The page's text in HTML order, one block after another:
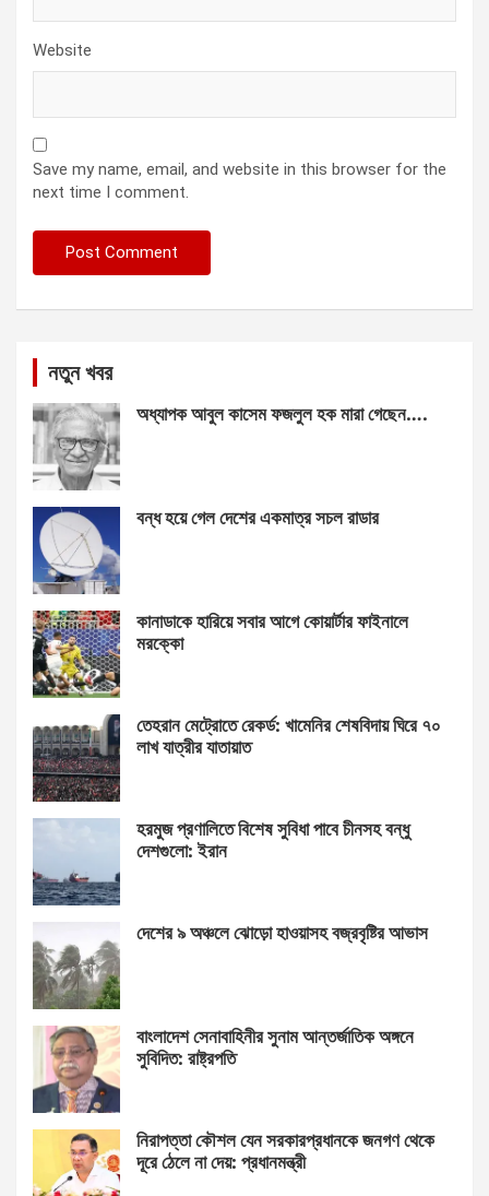
Website
Save my name, email, and website in this browser for the
next time I comment.
নতুন খবর
অধ্যাপক আবুল কাসেম ফজলুল হক মারা গেছেন….
বন্ধ হয়ে গেল দেশের একমাত্র সচল রাডার
কানাডাকে হারিয়ে সবার আগে কোয়ার্টার ফাইনালে
মরক্কো
তেহরান মেট্রোতে রেকর্ড: খামেনির শেষবিদায় ঘিরে ৭০
লাখ যাত্রীর যাতায়াত
হরমুজ প্রণালিতে বিশেষ সুবিধা পাবে চীনসহ বন্ধু
দেশগুলো: ইরান
দেশের ৯ অঞ্চলে ঝোড়ো হাওয়াসহ বজ্রবৃষ্টির আভাস
বাংলাদেশ সেনাবাহিনীর সুনাম আন্তর্জাতিক অঙ্গনে
সুবিদিত: রাষ্ট্রপতি
নিরাপত্তা কৌশল যেন সরকারপ্রধানকে জনগণ থেকে
দূরে ঠেলে না দেয়: প্রধানমন্ত্রী